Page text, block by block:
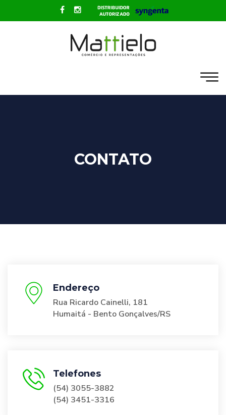
CONTATO
Endereço
Rua Ricardo Cainelli, 181
Humaitá - Bento Gonçalves/RS
Telefones
(54) 3055-3882
(54) 3451-3316